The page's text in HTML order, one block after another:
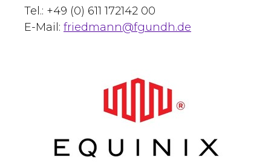
Tel.: +49 (0) 611 172142 00
E-Mail: friedmann@fgundh.de